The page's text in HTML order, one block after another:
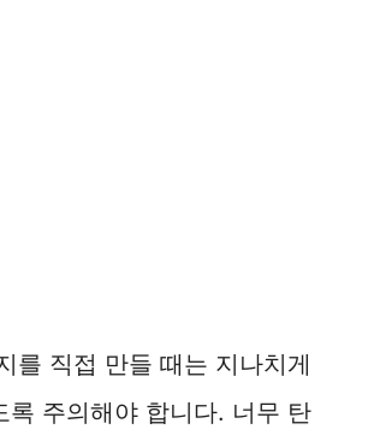
를 직접 만들 때는 지나치게
록 주의해야 합니다. 너무 탄